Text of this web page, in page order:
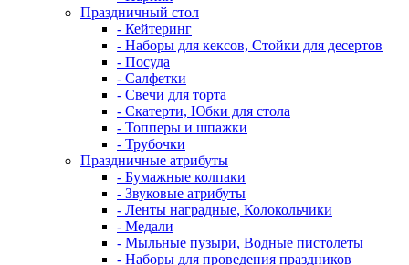
Праздничный стол
- Кейтеринг
- Наборы для кексов, Стойки для десертов
- Посуда
- Салфетки
- Свечи для торта
- Скатерти, Юбки для стола
- Топперы и шпажки
- Трубочки
Праздничные атрибуты
- Бумажные колпаки
- Звуковые атрибуты
- Ленты наградные, Колокольчики
- Медали
- Мыльные пузыри, Водные пистолеты
- Наборы для проведения праздников